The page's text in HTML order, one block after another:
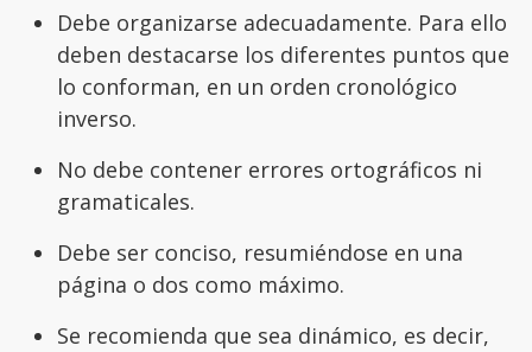
Debe organizarse adecuadamente. Para ello
deben destacarse los diferentes puntos que
lo conforman, en un orden cronológico
inverso.
No debe contener errores ortográficos ni
gramaticales.
Debe ser conciso, resumiéndose en una
página o dos como máximo.
Se recomienda que sea dinámico, es decir,